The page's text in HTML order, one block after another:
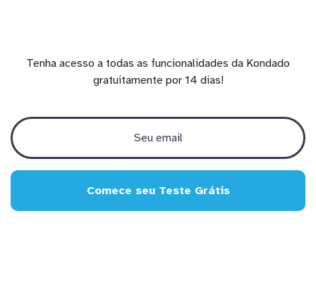
Tenha acesso a todas as funcionalidades da Kondado
gratuitamente por 14 dias!
Comece seu Teste Grátis